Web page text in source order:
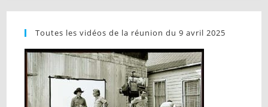
Toutes les vidéos de la réunion du 9 avril 2025